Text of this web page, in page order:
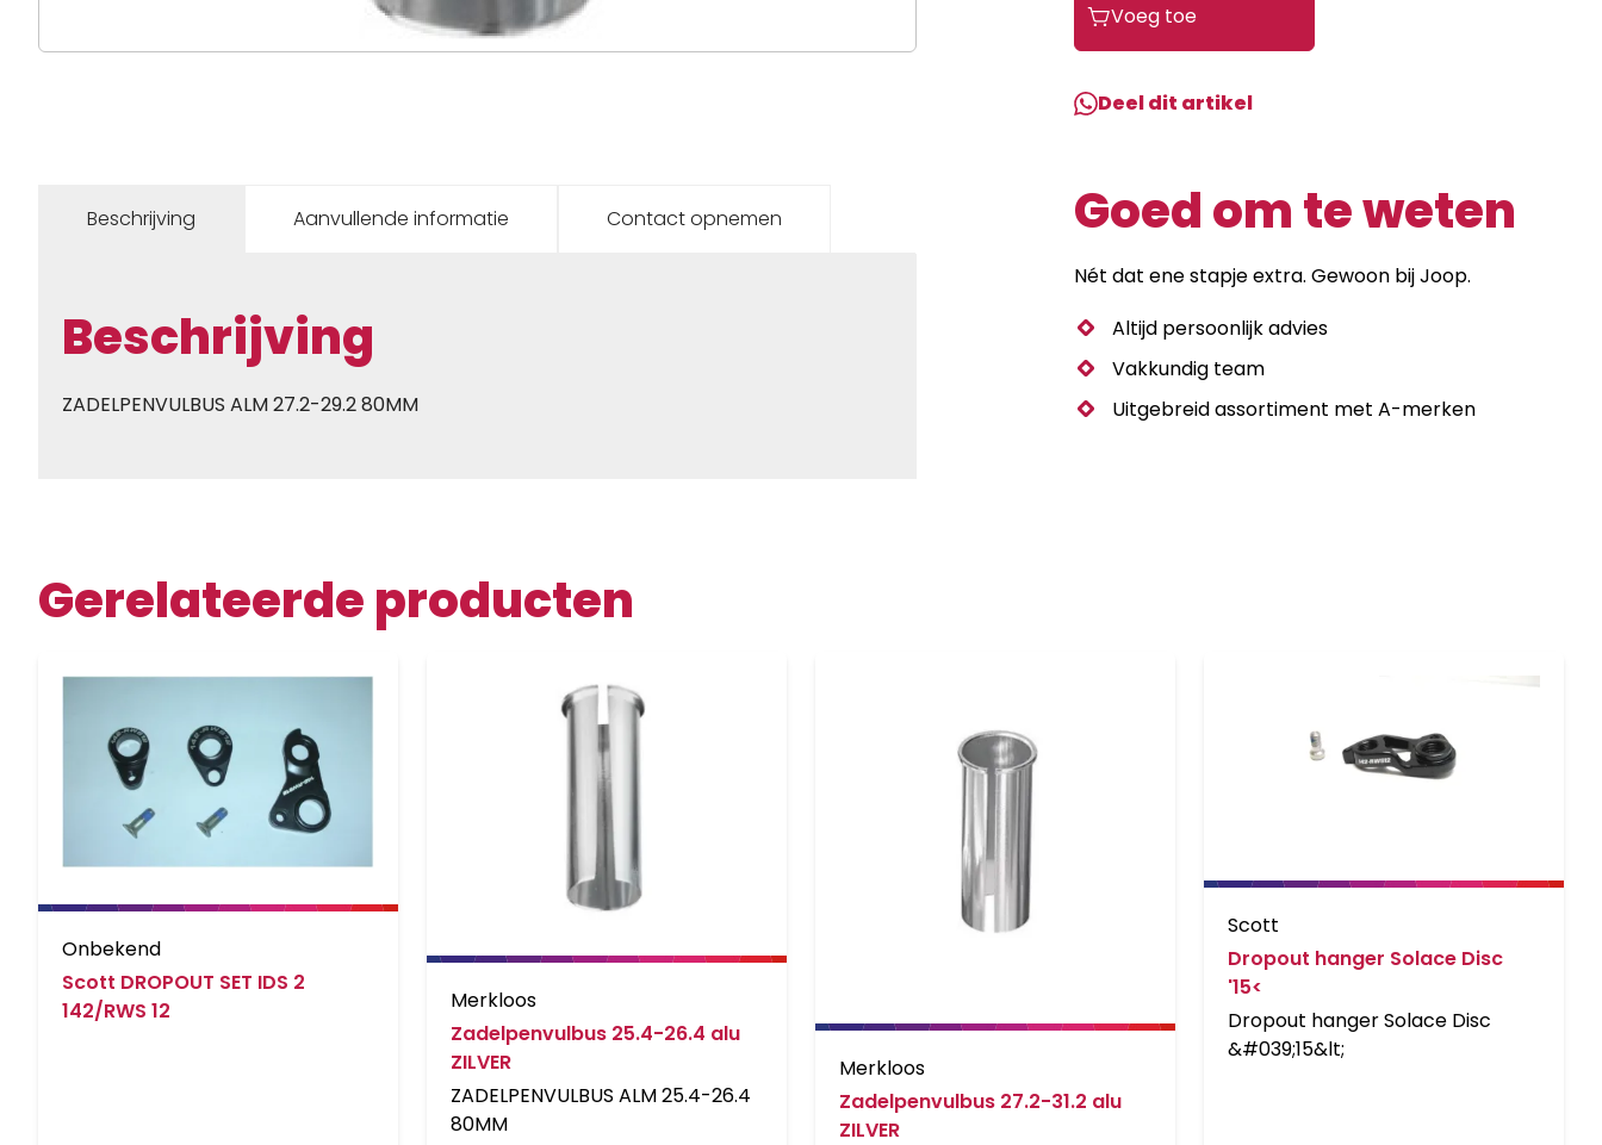
Voeg toe
Deel dit artikel
Beschrijving Aanvullende informatie Contact opnemen
Beschrijving
ZADELPENVULBUS ALM 27.2-29.2 80MM
Goed om te weten
Nét dat ene stapje extra. Gewoon bij Joop.
Altijd persoonlijk advies
Vakkundig team
Uitgebreid assortiment met A-merken
Gerelateerde producten
Onbekend
Scott DROPOUT SET IDS 2
142/RWS 12
Merkloos
Zadelpenvulbus 25.4-26.4 alu
ZILVER
ZADELPENVULBUS ALM 25.4-26.4
80MM
Merkloos
Zadelpenvulbus 27.2-31.2 alu
ZILVER
Scott
Dropout hanger Solace Disc
'15<
Dropout hanger Solace Disc
&#039;15&lt;